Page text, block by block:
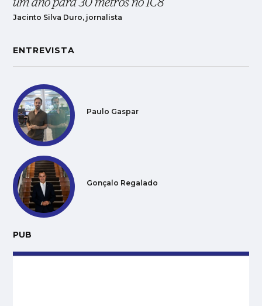
Jacinto Silva Duro, jornalista
ENTREVISTA
Paulo Gaspar
Gonçalo Regalado
PUB